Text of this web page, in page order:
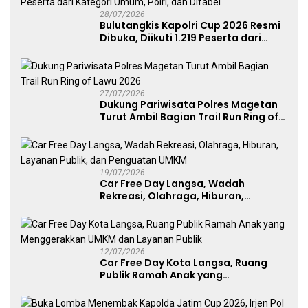
28/07/2026
Bulutangkis Kapolri Cup 2026 Resmi
Dibuka, Diikuti 1.219 Peserta dari
27/07/2026
Dukung Pariwisata Polres Magetan
Turut Ambil Bagian Trail Run Ring of
19/07/2026
Car Free Day Langsa, Wadah
Rekreasi, Olahraga, Hiburan,
UMKM
12/07/2026
Car Free Day Kota Langsa, Ruang
Publik Ramah Anak yang
Publik